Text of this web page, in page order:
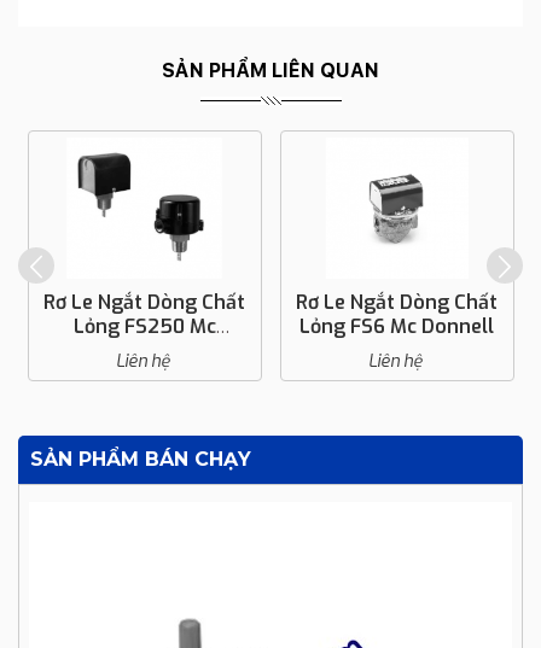
SẢN PHẨM LIÊN QUAN
Rơ Le Ngắt Dòng Chất
Lỏng FS250 Mc
Donnell
Liên hệ
Rơ Le Ngắt Dòng Chất
Lỏng FS6 Mc Donnell
Liên hệ
SẢN PHẨM BÁN CHẠY